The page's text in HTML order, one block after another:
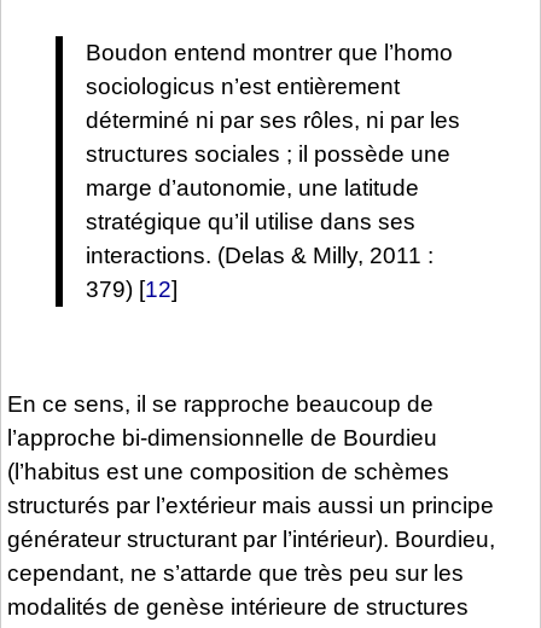
Boudon entend montrer que l’homo
sociologicus n’est entièrement
déterminé ni par ses rôles, ni par les
structures sociales ; il possède une
marge d’autonomie, une latitude
stratégique qu’il utilise dans ses
interactions. (Delas & Milly, 2011 :
379)[12]
En ce sens, il se rapproche beaucoup de
l’approche bi-dimensionnelle de Bourdieu
(l’habitus est une composition de schèmes
structurés par l’extérieur mais aussi un principe
générateur structurant par l’intérieur). Bourdieu,
cependant, ne s’attarde que très peu sur les
modalités de genèse intérieure de structures